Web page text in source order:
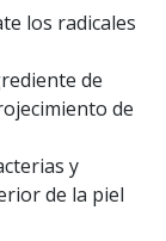
los radicales
de
de
y
de la piel